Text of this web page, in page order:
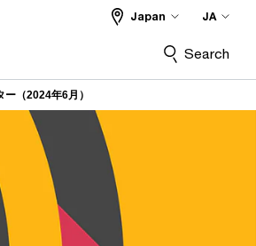
Japan JA
Search
（2024年6月）